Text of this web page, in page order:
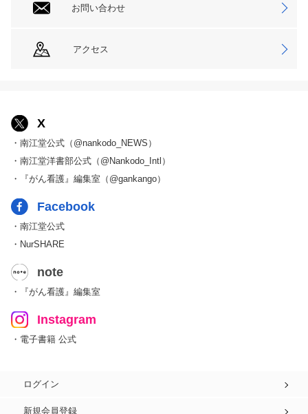
お問い合わせ
アクセス
X
・南江堂公式（@nankodo_NEWS）
・南江堂洋書部公式（@Nankodo_Intl）
・『がん看護』編集室（@gankango）
Facebook
・南江堂公式
・NurSHARE
note
・『がん看護』編集室
Instagram
・電子書籍 公式
ログイン
新規会員登録